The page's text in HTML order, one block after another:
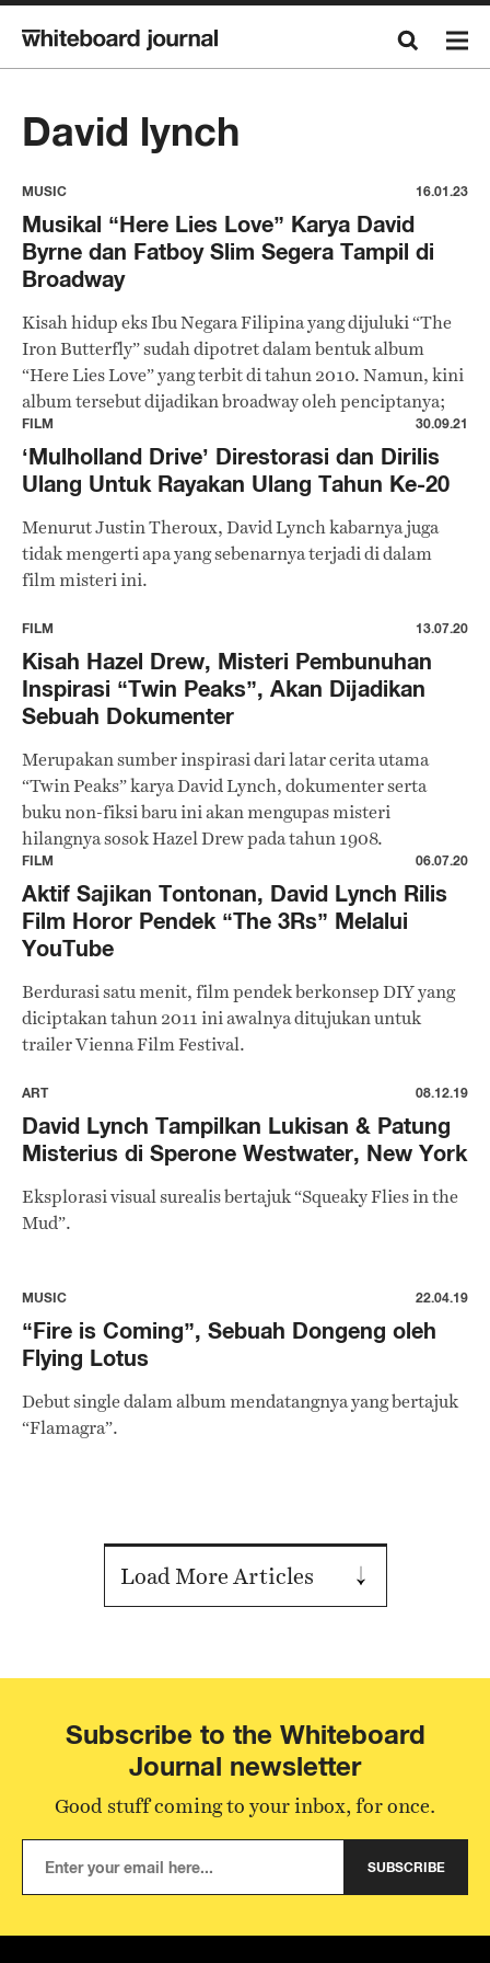
David lynch
MUSIC 16.01.23
Musikal “Here Lies Love” Karya David
Byrne dan Fatboy Slim Segera Tampil di
Broadway
Kisah hidup eks Ibu Negara Filipina yang dijuluki “The
Iron Butterfly” sudah dipotret dalam bentuk album
“Here Lies Love” yang terbit di tahun 2010. Namun, kini
album tersebut dijadikan broadway oleh penciptanya;
David Byrne dan Fatboy Slim.
FILM 30.09.21
‘Mulholland Drive’ Direstorasi dan Dirilis
Ulang Untuk Rayakan Ulang Tahun Ke-20
Menurut Justin Theroux, David Lynch kabarnya juga
tidak mengerti apa yang sebenarnya terjadi di dalam
film misteri ini.
FILM 13.07.20
Kisah Hazel Drew, Misteri Pembunuhan
Inspirasi “Twin Peaks”, Akan Dijadikan
Sebuah Dokumenter
Merupakan sumber inspirasi dari latar cerita utama
“Twin Peaks” karya David Lynch, dokumenter serta
buku non-fiksi baru ini akan mengupas misteri
hilangnya sosok Hazel Drew pada tahun 1908.
FILM 06.07.20
Aktif Sajikan Tontonan, David Lynch Rilis
Film Horor Pendek “The 3Rs” Melalui
YouTube
Berdurasi satu menit, film pendek berkonsep DIY yang
diciptakan tahun 2011 ini awalnya ditujukan untuk
trailer Vienna Film Festival.
ART 08.12.19
David Lynch Tampilkan Lukisan & Patung
Misterius di Sperone Westwater, New York
Eksplorasi visual surealis bertajuk “Squeaky Flies in the
Mud”.
MUSIC 22.04.19
“Fire is Coming”, Sebuah Dongeng oleh
Flying Lotus
Debut single dalam album mendatangnya yang bertajuk
“Flamagra”.
Load More Articles
Subscribe to the Whiteboard
Journal newsletter
Good stuff coming to your inbox, for once.
SUBSCRIBE